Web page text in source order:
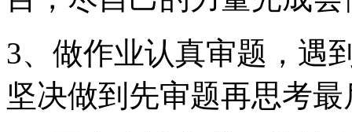
3、做作业认真审题，遇
坚决做到先审题再思考